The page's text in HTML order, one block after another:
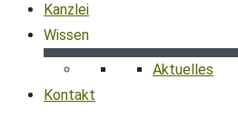
Kanzlei
Wissen
Aktuelles
Kontakt